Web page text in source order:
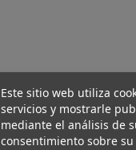
Este sitio web utiliza
servicios y mostrarle
mediante el análisis de
consentimiento sobre